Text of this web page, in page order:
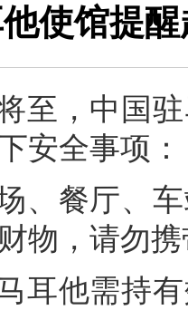
使馆提
至，中国
安全事项：
、餐厅、
物，请勿
耳他需持